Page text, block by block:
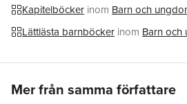
Kapitelböcker inom Barn och
Lättlästa barnböcker inom Barn och
Mer från samma författare